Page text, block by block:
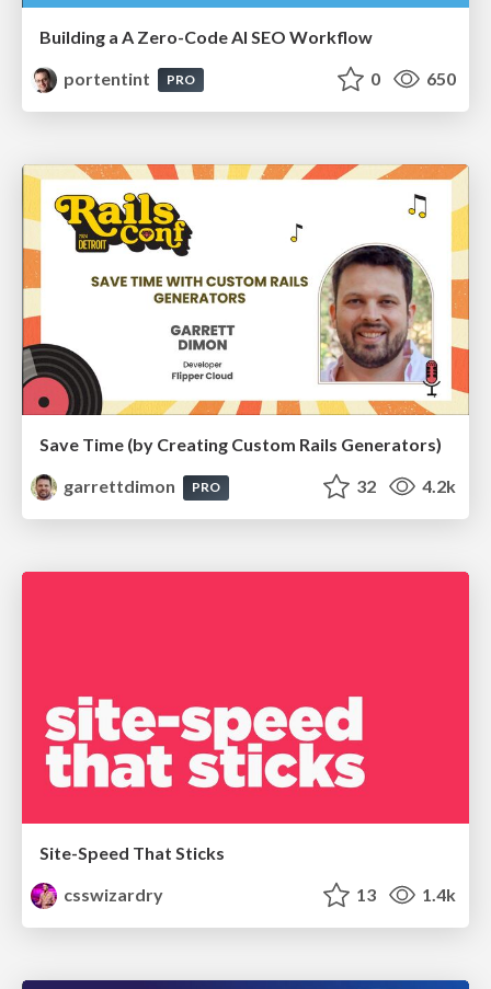
Building a A Zero-Code AI SEO Workflow
portentint
PRO 0 650
Save Time (by Creating Custom Rails Generators)
garrettdimon
PRO 32 4.2k
Site-Speed That Sticks
csswizardry
13 1.4k